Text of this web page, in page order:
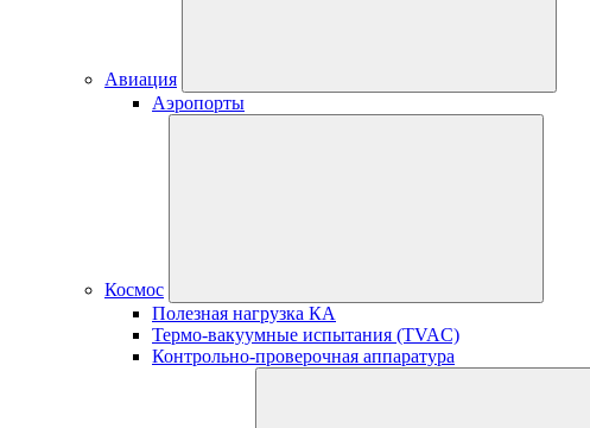
Авиация
Аэропорты
Космос
Полезная нагрузка КА
Термо-вакуумные испытания (TVAC)
Контрольно-проверочная аппаратура